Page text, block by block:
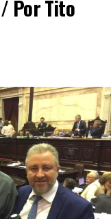
Por Tito